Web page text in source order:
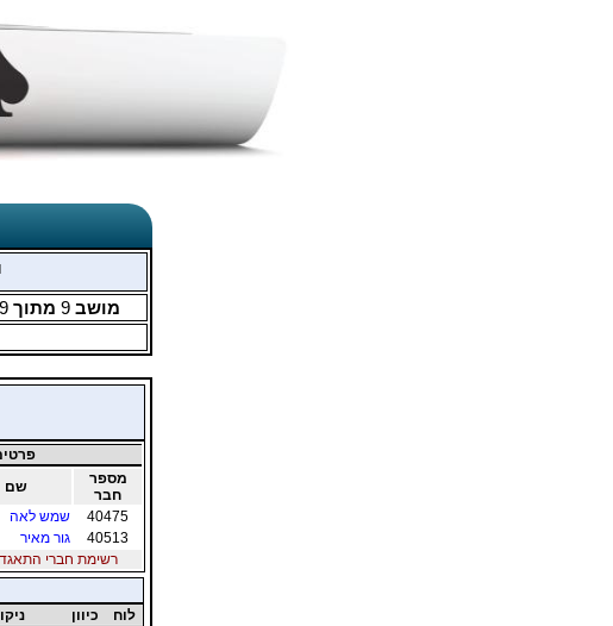
מושב 9 מתוך 9
מספר
חבר
שם
40475
שמש לאה
40513
גור מאיר
רשימת חברי התאגדות
לוח כיוון